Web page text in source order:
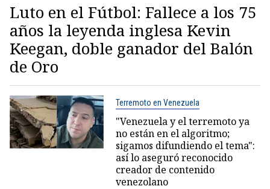
Luto en el Fútbol: Fallece a los 75
años la leyenda inglesa Kevin
Keegan, doble ganador del Balón
de Oro
Terremoto en Venezuela
"Venezuela y el terremoto ya
no están en el algoritmo;
sigamos difundiendo el tema":
así lo aseguró reconocido
creador de contenido
venezolano